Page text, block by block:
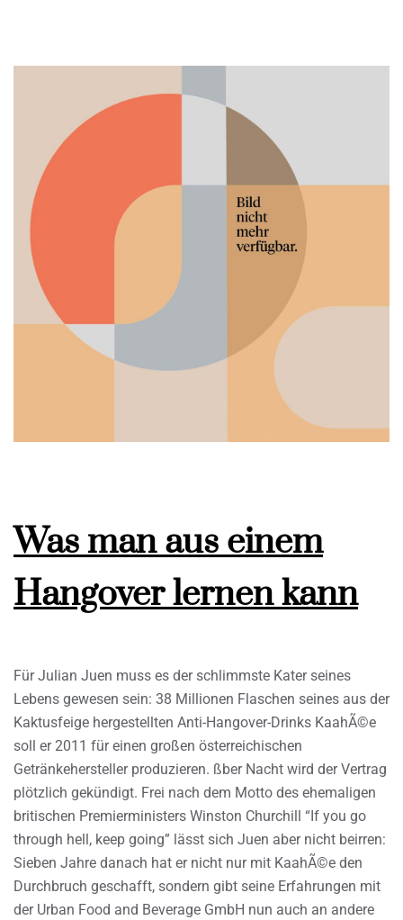
Was man aus einem
Hangover lernen kann
Für Julian Juen muss es der schlimmste Kater seines
Lebens gewesen sein: 38 Millionen Flaschen seines aus der
Kaktusfeige hergestellten Anti-Hangover-Drinks KaahÃ©e
soll er 2011 für einen großen österreichischen
Getränkehersteller produzieren. ßber Nacht wird der Vertrag
plötzlich gekündigt. Frei nach dem Motto des ehemaligen
britischen Premierministers Winston Churchill “If you go
through hell, keep going” lässt sich Juen aber nicht beirren:
Sieben Jahre danach hat er nicht nur mit KaahÃ©e den
Durchbruch geschafft, sondern gibt seine Erfahrungen mit
der Urban Food and Beverage GmbH nun auch an andere